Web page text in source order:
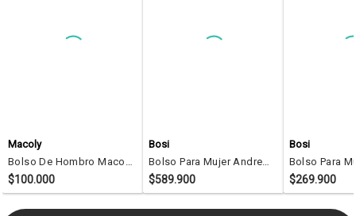
Macoly
Bolso De Hombro Macoly 705 Marsella Negro
$100.000
Bosi
Bolso Para Mujer Andrea Negro Bosi
$589.900
Bosi
$269.900